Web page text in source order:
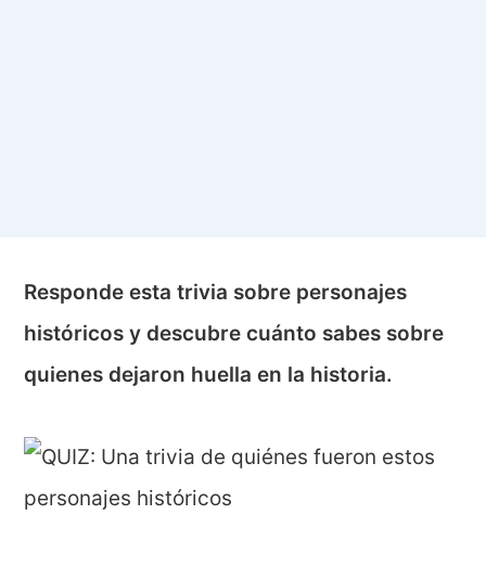
Responde esta trivia sobre personajes
históricos y descubre cuánto sabes sobre
quienes dejaron huella en la historia.